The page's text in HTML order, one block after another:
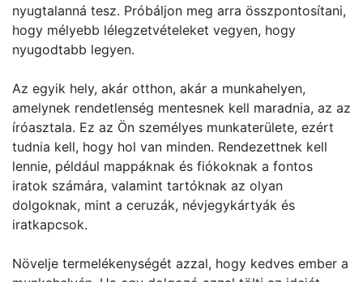
nyugtalanná tesz. Próbáljon meg arra összpontosítani,
hogy mélyebb lélegzetvételeket vegyen, hogy
nyugodtabb legyen.
Az egyik hely, akár otthon, akár a munkahelyen,
amelynek rendetlenség mentesnek kell maradnia, az az
íróasztala. Ez az Ön személyes munkaterülete, ezért
tudnia kell, hogy hol van minden. Rendezettnek kell
lennie, például mappáknak és fiókoknak a fontos
iratok számára, valamint tartóknak az olyan
dolgoknak, mint a ceruzák, névjegykártyák és
iratkapcsok.
Növelje termelékenységét azzal, hogy kedves ember a